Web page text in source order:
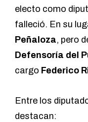
electo como
falleció. En su
Peñaloza, pero
Defensoría del
cargo Federico
Entre los
destacan: